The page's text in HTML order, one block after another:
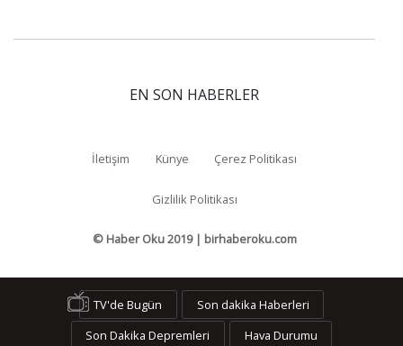
EN SON HABERLER
İletişim Künye Çerez Politikası
Gizlilik Politikası
© Haber Oku 2019 | birhaberoku.com
TV'de Bugün
Son dakika Haberleri
Son Dakika Depremleri
Hava Durumu